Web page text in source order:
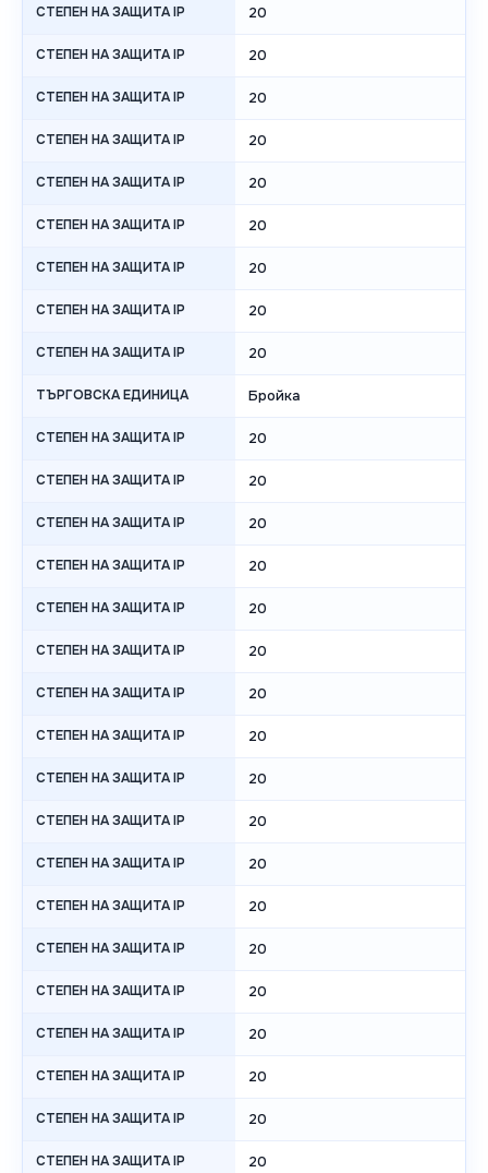
СТЕПЕН НА ЗАЩИТА IP 20
СТЕПЕН НА ЗАЩИТА IP 20
СТЕПЕН НА ЗАЩИТА IP 20
СТЕПЕН НА ЗАЩИТА IP 20
СТЕПЕН НА ЗАЩИТА IP 20
СТЕПЕН НА ЗАЩИТА IP 20
СТЕПЕН НА ЗАЩИТА IP 20
СТЕПЕН НА ЗАЩИТА IP 20
СТЕПЕН НА ЗАЩИТА IP 20
ТЪРГОВСКА ЕДИНИЦА Бройка
СТЕПЕН НА ЗАЩИТА IP 20
СТЕПЕН НА ЗАЩИТА IP 20
СТЕПЕН НА ЗАЩИТА IP 20
СТЕПЕН НА ЗАЩИТА IP 20
СТЕПЕН НА ЗАЩИТА IP 20
СТЕПЕН НА ЗАЩИТА IP 20
СТЕПЕН НА ЗАЩИТА IP 20
СТЕПЕН НА ЗАЩИТА IP 20
СТЕПЕН НА ЗАЩИТА IP 20
СТЕПЕН НА ЗАЩИТА IP 20
СТЕПЕН НА ЗАЩИТА IP 20
СТЕПЕН НА ЗАЩИТА IP 20
СТЕПЕН НА ЗАЩИТА IP 20
СТЕПЕН НА ЗАЩИТА IP 20
СТЕПЕН НА ЗАЩИТА IP 20
СТЕПЕН НА ЗАЩИТА IP 20
СТЕПЕН НА ЗАЩИТА IP 20
СТЕПЕН НА ЗАЩИТА IP 20